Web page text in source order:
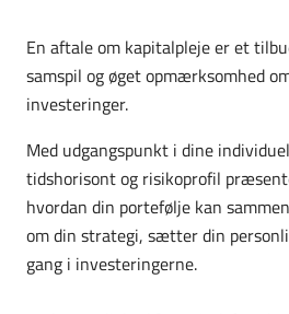
En aftale om kapitalpleje er et
samspil og øget opmærksomhed
investeringer.
Med udgangspunkt i dine
tidshorisont og risikoprofil
hvordan din portefølje kan
om din strategi, sætter din
gang i investeringerne.